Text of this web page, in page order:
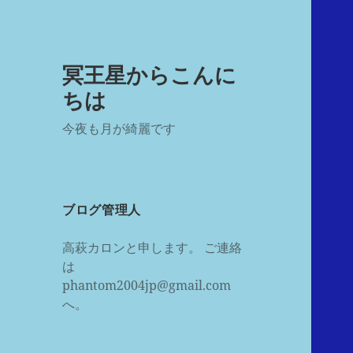
冥王星からこんに
ちは
今夜も月が綺麗です
ブログ管理人
高萩カロンと申します。 ご連絡
は
phantom2004jp@gmail.com
へ。